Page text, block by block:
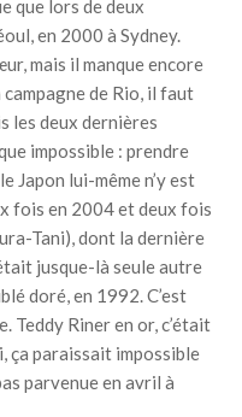
que lors de deux
en 2000 à Sydney.
mais il manque encore
de Rio, il faut
les deux dernières
impossible : prendre
Japon lui-même n’y est
fois en 2004 et deux fois
Tani), dont la dernière
jusque-là seule autre
doré, en 1992. C’est
Teddy Riner en or, c’était
ça paraissait impossible
parvenue en avril à